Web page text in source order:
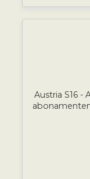
Austria S16 -